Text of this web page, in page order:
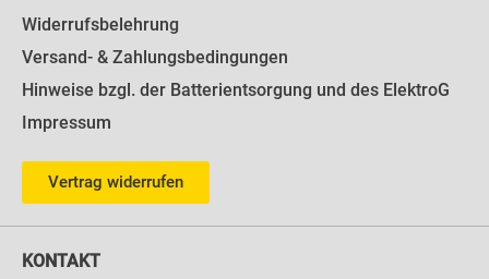
Widerrufsbelehrung
Versand- & Zahlungsbedingungen
Hinweise bzgl. der Batterientsorgung und des ElektroG
Impressum
Vertrag widerrufen
KONTAKT